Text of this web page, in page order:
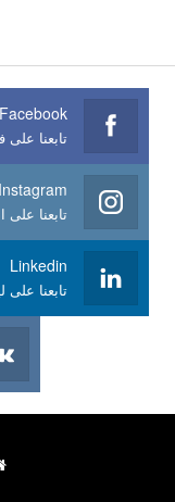
Facebook
تابعنا
Instagram
تابعنا على
Linkedin
تابعنا على